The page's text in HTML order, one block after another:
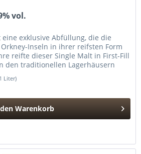
vol.
eine exklusive Abfüllung, die die
Inseln in ihrer reifsten Form
reifte dieser Single Malt in First-Fill
den traditionellen Lagerhäusern
Liter)
Warenkorb